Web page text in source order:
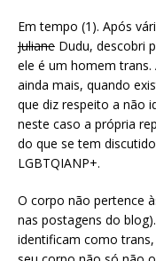
Em tempo (1). Após
Juliane Dudu, descobri
ele é um homem
ainda mais, quando
que diz respeito a não
neste caso a própria
do que se tem
LGBTQIANP+.
O corpo não pertence
nas postagens do
identificam como